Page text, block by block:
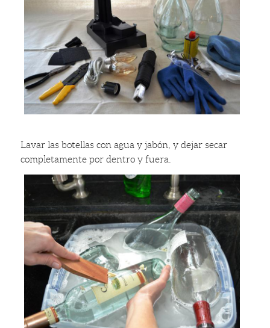
Lavar las botellas con agua y jabón, y dejar secar
completamente por dentro y fuera.